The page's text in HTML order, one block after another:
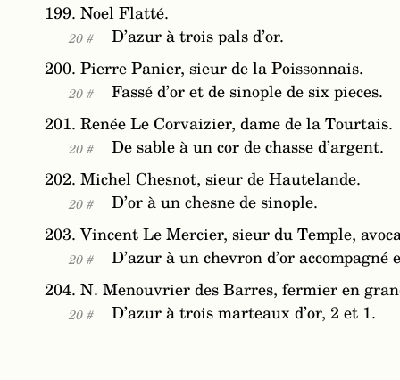
199. Noel Flatté.
20 #
D’azur à trois pals d’or.
200. Pierre Panier, sieur de la Poissonnais.
20 #
Fassé d’or et de sinople de six pieces.
201. Renée Le Corvaizier, dame de la Tourtais.
20 #
De sable à un cor de chasse d’argent.
202. Michel Chesnot, sieur de Hautelande.
20 #
D’or à un chesne de sinople.
203. Vincent Le Mercier, sieur du Temple,
20 #
D’azur à un chevron d’or
204. N. Menouvrier des Barres, fermier en
20 # D’azur à trois marteaux d’or, 2 et 1.